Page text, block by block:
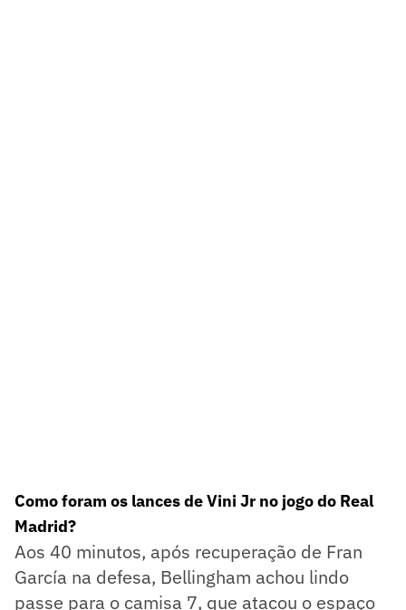
Como foram os lances de Vini Jr no jogo do Real
Madrid?
Aos 40 minutos, após recuperação de Fran
García na defesa, Bellingham achou lindo
passe para o camisa 7, que atacou o espaço